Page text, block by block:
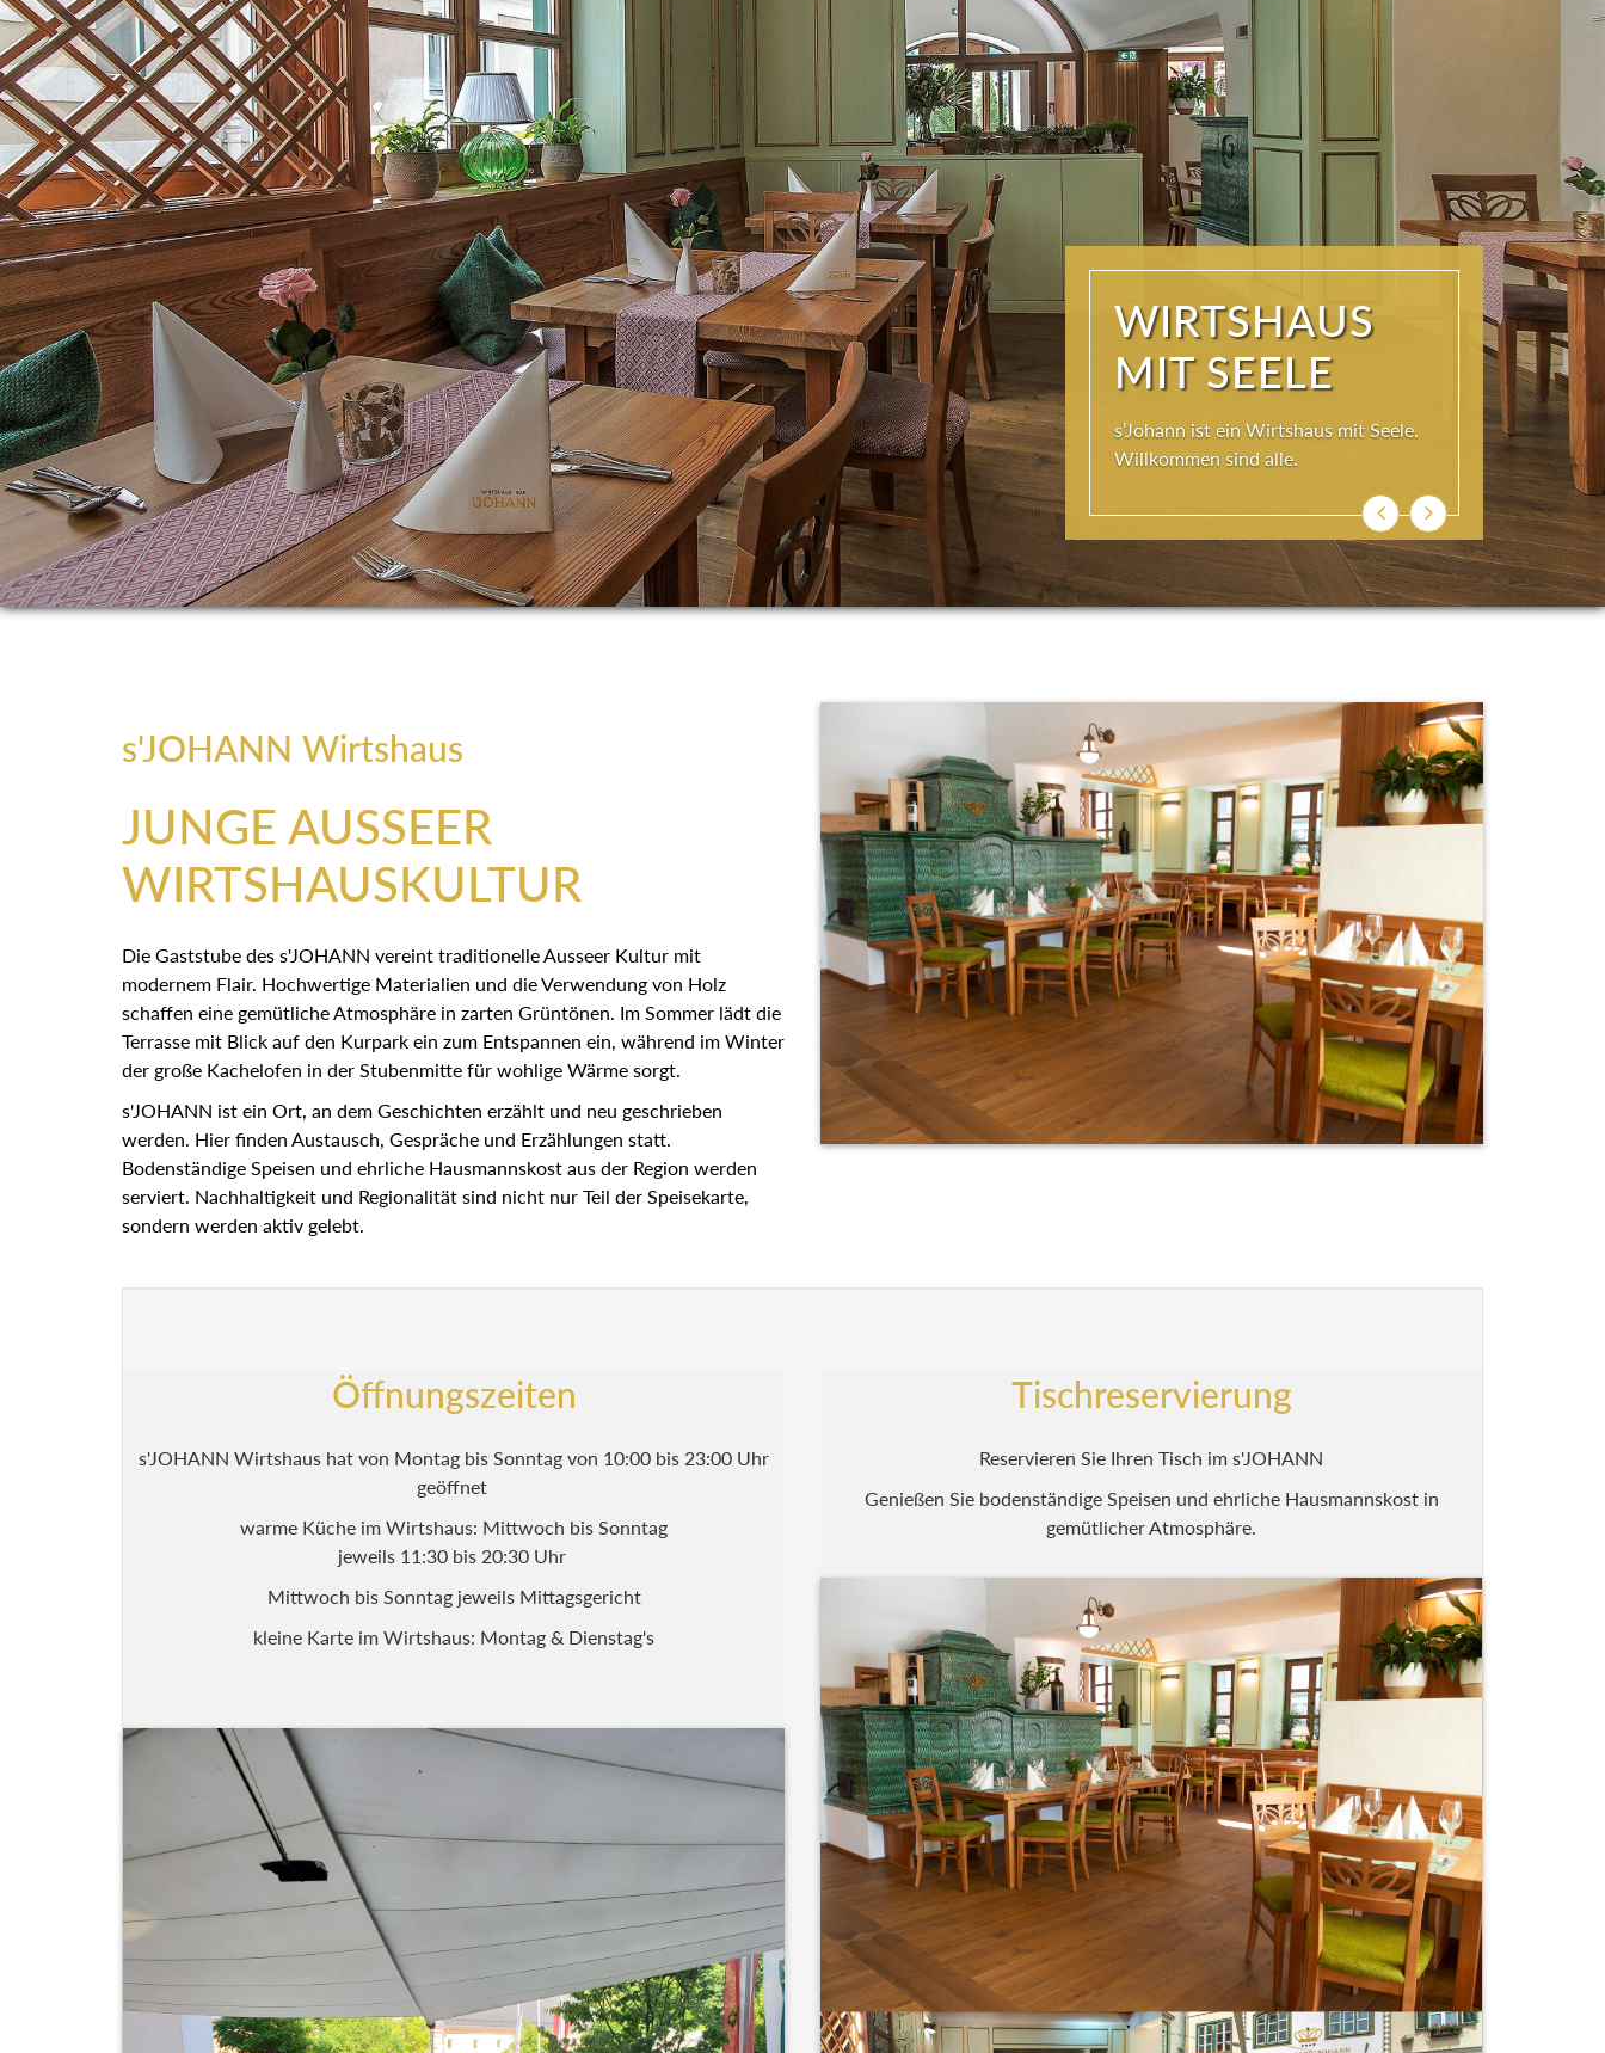
WIRTSHAUS
MIT SEELE
s’Johann ist ein Wirtshaus mit Seele.
Willkommen sind alle.
ZurückWeiter
s'JOHANN Wirtshaus
JUNGE AUSSEER
WIRTSHAUSKULTUR
Die Gaststube des s'JOHANN vereint traditionelle Ausseer Kultur mit
modernem Flair. Hochwertige Materialien und die Verwendung von Holz
schaffen eine gemütliche Atmosphäre in zarten Grüntönen. Im Sommer lädt die
Terrasse mit Blick auf den Kurpark ein zum Entspannen ein, während im
Winter der große Kachelofen in der Stubenmitte für wohlige Wärme sorgt.
s'JOHANN ist ein Ort, an dem Geschichten erzählt und neu geschrieben
werden. Hier finden Austausch, Gespräche und Erzählungen statt.
Bodenständige Speisen und ehrliche Hausmannskost aus der Region werden
serviert. Nachhaltigkeit und Regionalität sind nicht nur Teil der Speisekarte,
sondern werden aktiv gelebt.
Öffnungszeiten
s'JOHANN Wirtshaus hat von Montag bis Sonntag von 10:00 bis 23:00 Uhr
geöffnet
warme Küche im Wirtshaus: Mittwoch bis Sonntag
jeweils 11:30 bis 20:30 Uhr
Mittwoch bis Sonntag jeweils Mittagsgericht
kleine Karte im Wirtshaus: Montag & Dienstag's
Tischreservierung
Reservieren Sie Ihren Tisch im s'JOHANN
Genießen Sie bodenständige Speisen und ehrliche Hausmannskost in
gemütlicher Atmosphäre.